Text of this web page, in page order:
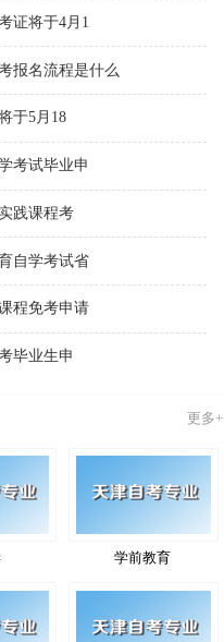
证将于4月1
报名流程是什么
于5月18
考试毕业申
践课程考
自学考试省
程免考申请
毕业生申
更多+
学前教育